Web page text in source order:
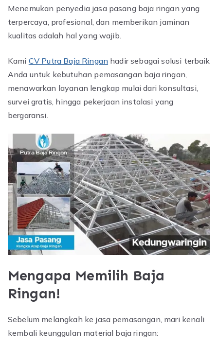
Menemukan penyedia jasa pasang baja ringan yang
terpercaya, profesional, dan memberikan jaminan
kualitas adalah hal yang wajib.
Kami CV Putra Baja Ringan hadir sebagai solusi terbaik
Anda untuk kebutuhan pemasangan baja ringan,
menawarkan layanan lengkap mulai dari konsultasi,
survei gratis, hingga pekerjaan instalasi yang
bergaransi.
Mengapa Memilih Baja
Ringan!
Sebelum melangkah ke jasa pemasangan, mari kenali
kembali keunggulan material baja ringan: